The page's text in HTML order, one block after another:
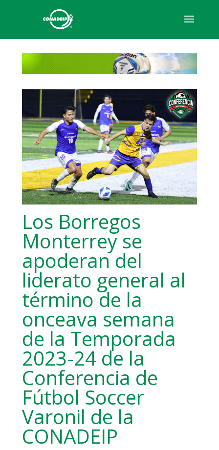
Los Borregos
Monterrey se
apoderan del
liderato general al
término de la
onceava semana
de la Temporada
2023-24 de la
Conferencia de
Fútbol Soccer
Varonil de la
CONADEIP